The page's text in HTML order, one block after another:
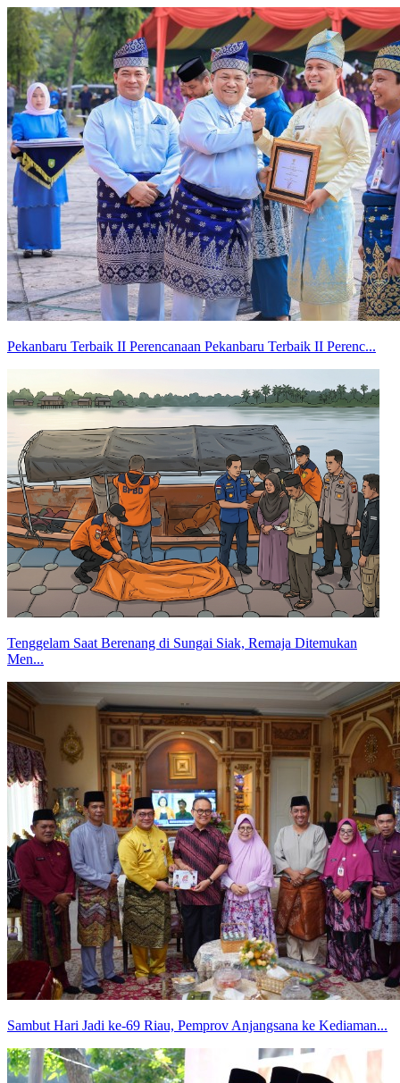
Pekanbaru Terbaik II Perencanaan Pekanbaru Terbaik II Perenc...
Tenggelam Saat Berenang di Sungai Siak, Remaja Ditemukan
Men...
Sambut Hari Jadi ke-69 Riau, Pemprov Anjangsana ke Kediaman...